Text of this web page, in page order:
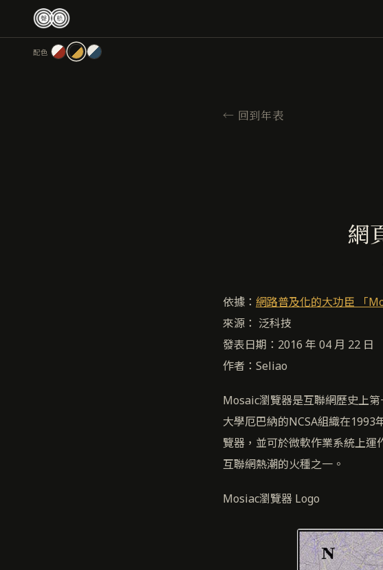
主
配色
← 回到年表
網
依據： 網路普及化的大功臣 「
來源： 泛科技
發表日期：2016 年 04 月 22 日
作者：Seliao
Mosaic瀏覽器是互聯網歷史上
大學厄巴納的NCSA組織在1993
覽器，並可於微軟作業系統上
互聯網熱潮的火種之一。
Mosiac瀏覽器 Logo